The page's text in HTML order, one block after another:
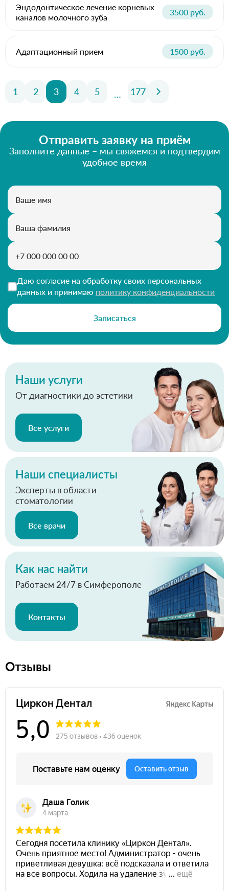
Эндодонтическое лечение корневых
каналов молочного зуба
3500 руб.
Адаптационный прием 1500 руб.
1 2 3 4 5 … 177
Отправить заявку на приём
Заполните данные – мы свяжемся и подтвердим
удобное время
Даю согласие на обработку своих персональных
данных и принимаю политику конфиденциальности
Записаться
Наши услуги
От диагностики до эстетики
Все услуги
Наши специалисты
Эксперты в области
стоматологии
Все врачи
Как нас найти
Работаем 24/7 в Симферополе
Контакты
Отзывы